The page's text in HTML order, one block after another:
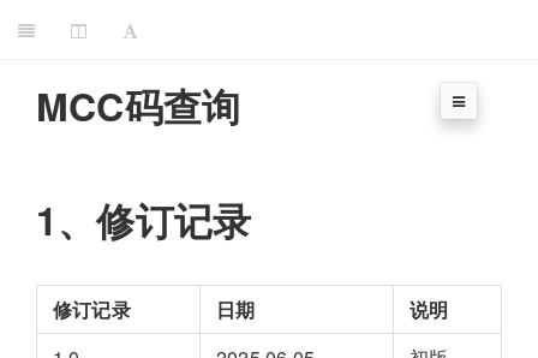
MCC码查询
1、修订记录
修订记录 日期
说明